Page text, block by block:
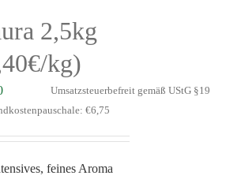
2,5kg
kg)
Umsatzsteuerbefreit gemäß UStG §19
€6,75
feines Aroma